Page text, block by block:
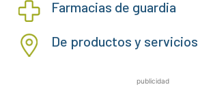
Farmacias de guardia
De productos y servicios
publicidad